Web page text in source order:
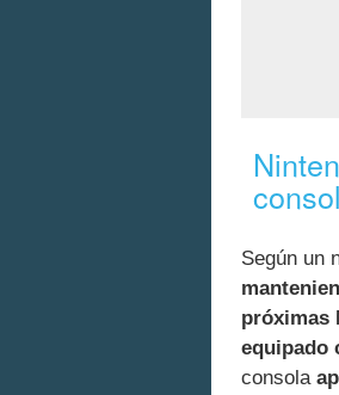
Según un
próximas
equipado
consola